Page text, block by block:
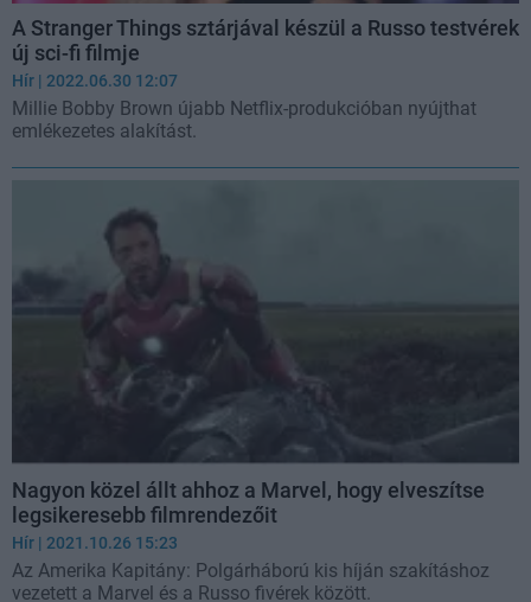
A Stranger Things sztárjával készül a Russo testvérek
új sci-fi filmje
Hír | 2022.06.30 12:07
Millie Bobby Brown újabb Netflix-produkcióban nyújthat
emlékezetes alakítást.
Nagyon közel állt ahhoz a Marvel, hogy elveszítse
legsikeresebb filmrendezőit
Hír | 2021.10.26 15:23
Az Amerika Kapitány: Polgárháború kis híján szakításhoz
vezetett a Marvel és a Russo fivérek között.